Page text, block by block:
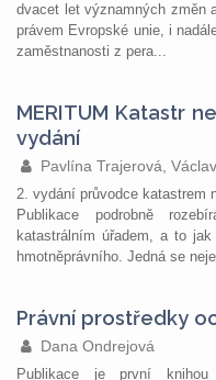
dvacet let významných změn
právem Evropské unie, i
zaměstnanosti z pera...
MERITUM Katastr
vydání
Pavlína Trajerová,
2. vydání průvodce katastrem
Publikace podrobně
katastrálním úřadem, a to
hmotněprávního. Jedná se
Právní prostředky
Dana Ondrejová
Publikace je první knihou